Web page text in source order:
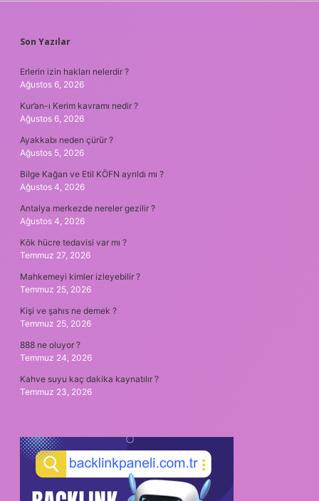
SIDEBAR
Son Yazılar
Erlerin izin hakları nelerdir ?
Ağustos 6, 2026
Kur’an-ı Kerim kavramı nedir ?
Ağustos 6, 2026
Ayakkabı neden çürür ?
Ağustos 5, 2026
Bilge Kağan ve Etil KÖFN ayrıldı mı ?
Ağustos 4, 2026
Antalya merkezde nereler gezilir ?
Ağustos 4, 2026
Kök hücre tedavisi var mı ?
Temmuz 27, 2026
Mahkemeyi kimler izleyebilir ?
Temmuz 25, 2026
Kişi ve şahıs ne demek ?
Temmuz 25, 2026
888 ne oluyor ?
Temmuz 24, 2026
Kahve suyu kaç dakika kaynatılır ?
Temmuz 23, 2026